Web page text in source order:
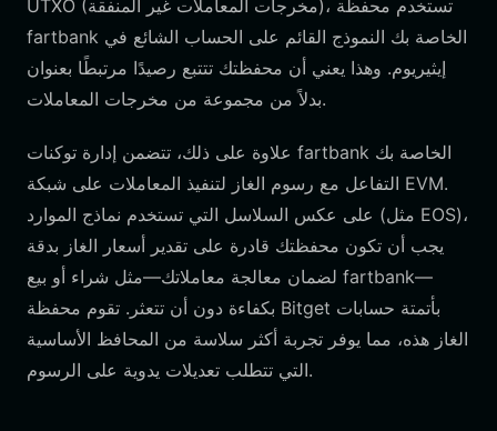
UTXO (مخرجات المعاملات غير المنفقة)، تستخدم محفظة
fartbank الخاصة بك النموذج القائم على الحساب الشائع في
إيثيريوم. وهذا يعني أن محفظتك تتتبع رصيدًا مرتبطًا بعنوان
بدلاً من مجموعة من مخرجات المعاملات.
علاوة على ذلك، تتضمن إدارة توكنات fartbank الخاصة بك
التفاعل مع رسوم الغاز لتنفيذ المعاملات على شبكة EVM.
على عكس السلاسل التي تستخدم نماذج الموارد (مثل EOS)،
يجب أن تكون محفظتك قادرة على تقدير أسعار الغاز بدقة
لضمان معالجة معاملاتك—مثل شراء أو بيع fartbank—
بكفاءة دون أن تتعثر. تقوم محفظة Bitget بأتمتة حسابات
الغاز هذه، مما يوفر تجربة أكثر سلاسة من المحافظ الأساسية
التي تتطلب تعديلات يدوية على الرسوم.